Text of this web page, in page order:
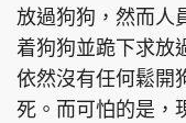
放過狗狗，然而人
着狗狗並跪下求放
依然沒有任何鬆開
死。而可怕的是，